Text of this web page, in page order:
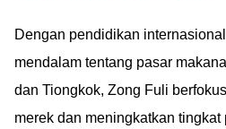
Dengan pendidikan
mendalam tentang pasar
dan Tiongkok, Zong Fuli
merek dan meningkatkan